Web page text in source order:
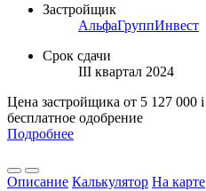
Застройщик
АльфаГруппИнвест
Срок сдачи
III квартал 2024
Цена застройщика от 5 127 000 i
бесплатное одобрение
Подробнее
Описание Калькулятор На карте